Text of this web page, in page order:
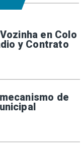
en Colo
y Contrato
de